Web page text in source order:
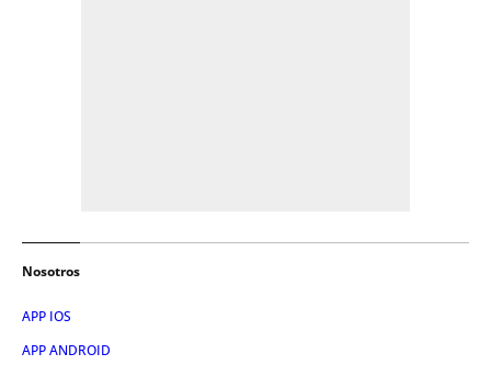
Nosotros
APP IOS
APP ANDROID